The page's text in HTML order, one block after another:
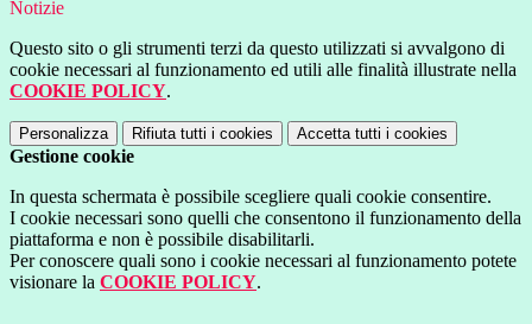
Notizie
Questo sito o gli strumenti terzi da questo utilizzati si avvalgono di
cookie necessari al funzionamento ed utili alle finalità illustrate nella
COOKIE POLICY.
Personalizza Rifiuta tutti i cookies Accetta tutti i cookies
Gestione cookie
In questa schermata è possibile scegliere quali cookie consentire.
I cookie necessari sono quelli che consentono il funzionamento della
piattaforma e non è possibile disabilitarli.
Per conoscere quali sono i cookie necessari al funzionamento potete
visionare la COOKIE POLICY.